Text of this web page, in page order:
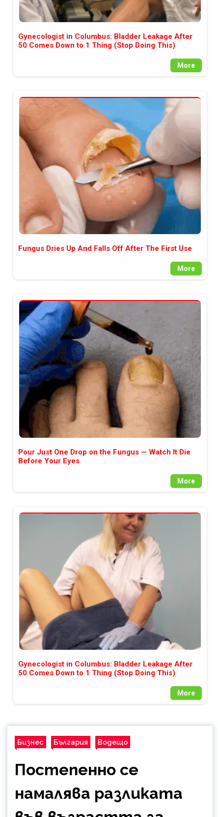
Gynecologist in Columbus: Bladder Leakage After
50 Comes Down to 1 Thing (Stop Doing This)
More
Fungus Dries Up And Falls Off After The First Use
More
Pour Just One Drop on the Fungus — Watch It Die
Before Your Eyes
More
Gynecologist in Columbus: Bladder Leakage After
50 Comes Down to 1 Thing (Stop Doing This)
More
Бизнес България Водещо
Постепенно се
намалява разликата